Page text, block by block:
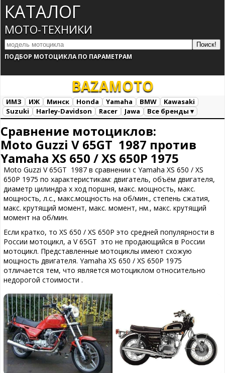
КАТАЛОГ
МОТО-ТЕХНИКИ
ПОДБОР МОТОЦИКЛА ПО ПАРАМЕТРАМ
BAZAMOTO
ИМЗ ИЖ Минск Honda Yamaha BMW
Kawasaki
Suzuki
Harley-Davidson Racer Jawa
Все бренды ▾
Сравнение мотоциклов:
Moto Guzzi V 65GT 1987 против
Yamaha XS 650 / XS 650P 1975
Moto Guzzi V 65GT 1987 в сравнении с Yamaha XS 650 / XS
650P 1975 по характеристикам: двигатель, объём двигателя,
диаметр цилиндра х ход поршня, макс. мощность, макс.
мощность, л.с., макс.мощность на об/мин., степень сжатия,
макс. крутящий момент, макс. момент, нм., макс. крутящий
момент на об/мин.
Если кратко, то XS 650 / XS 650P это средней популярности в
России мотоцикл, а V 65GT это не продающийся в России
мотоцикл. Представленные мотоциклы имеют схожую
мощность двигателя. Yamaha XS 650 / XS 650P 1975
отличается тем, что является мотоциклом относительно
недорогой стоимости .